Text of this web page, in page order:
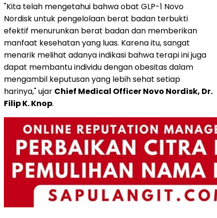
"Kita telah mengetahui bahwa obat GLP-1 Novo
Nordisk untuk pengelolaan berat badan terbukti
efektif menurunkan berat badan dan memberikan
manfaat kesehatan yang luas. Karena itu, sangat
menarik melihat adanya indikasi bahwa terapi ini juga
dapat membantu individu dengan obesitas dalam
mengambil keputusan yang lebih sehat setiap
harinya," ujar Chief Medical Officer Novo Nordisk, Dr.
Filip K. Knop.